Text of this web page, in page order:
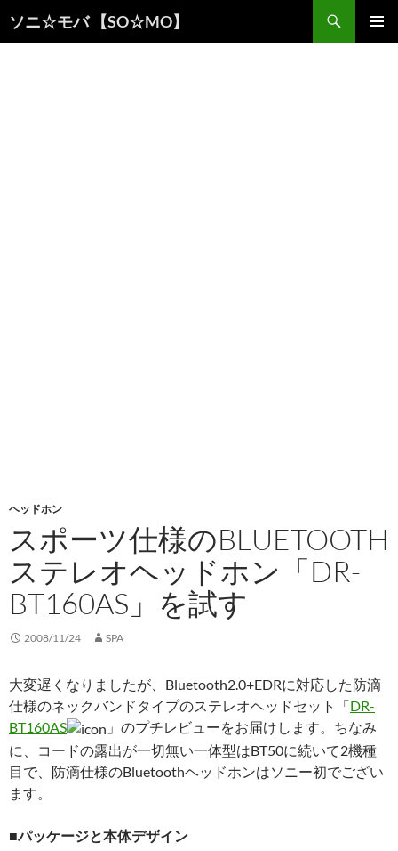
ソニ☆モバ 【SO☆MO】
索
ヘッドホン
スポーツ仕様のBLUETOOTH
ステレオヘッドホン「DR-
BT160AS」を試す
2008/11/24 SPA
大変遅くなりましたが、Bluetooth2.0+EDRに対応した防滴
仕様のネックバンドタイプのステレオヘッドセット「DR-
BT160AS
」のプチレビューをお届けします。ちなみ
に、コードの露出が一切無い一体型はBT50に続いて2機種
目で、防滴仕様のBluetoothヘッドホンはソニー初でござい
ます。
■パッケージと本体デザイン